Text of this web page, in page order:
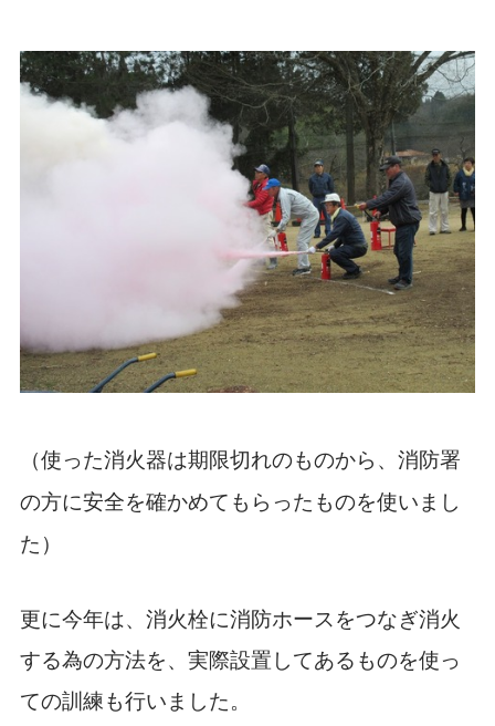
（使った消火器は期限切れのものから、消防署
の方に安全を確かめてもらったものを使いまし
た）
更に今年は、消火栓に消防ホースをつなぎ消火
する為の方法を、実際設置してあるものを使っ
ての訓練も行いました。